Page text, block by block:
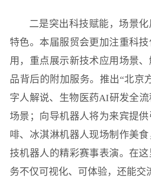
二是突出科技赋能，场景
特色。本届服贸会更加注重科
用，重点展示新技术应用场景
品背后的附加服务。推出“北京
字人解说、生物医药AI研发全
场景；向导机器人将为来宾提
啡、冰淇淋机器人现场制作美
技机器人的精彩赛事表演。在
务不仅可视化、可体验，还能交